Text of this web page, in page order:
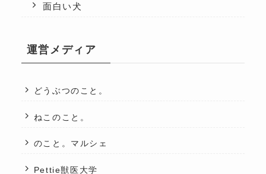
面白い犬
運営メディア
どうぶつのこと。
ねこのこと。
のこと。マルシェ
Pettie獣医大学